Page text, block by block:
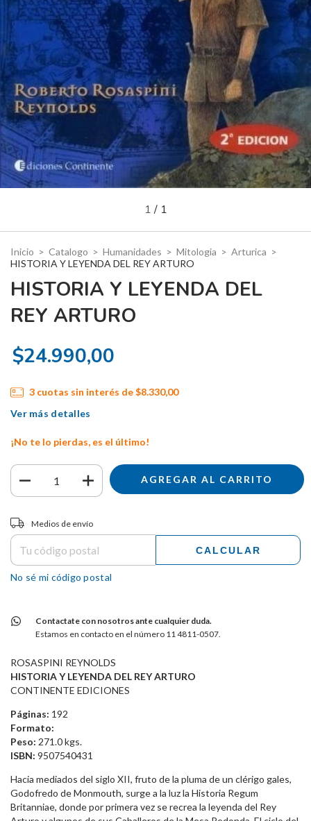
1 / 1
Inicio > Catalogo > Humanidades > Mitologia > Arturica >
HISTORIA Y LEYENDA DEL REY ARTURO
HISTORIA Y LEYENDA DEL
REY ARTURO
$24.990,00
3 cuotas sin interés de$8.330,00
Ver más detalles
¡No te lo pierdas, es el último!
Entregas para el CP:
Medios de envío
CALCULAR
No sé mi código postal
Contactate con nosotros ante cualquier duda.
Estamos en contacto en el número 11 4811-0507.
ROSASPINI REYNOLDS
HISTORIA Y LEYENDA DEL REY ARTURO
CONTINENTE EDICIONES
Páginas: 192
Formato:
Peso: 271.0 kgs.
ISBN: 9507540431
Hacia mediados del siglo XII, fruto de la pluma de un clérigo gales,
Godofredo de Monmouth, surge a la luz la Historia Regum
Britanniae, donde por primera vez se recrea la leyenda del Rey